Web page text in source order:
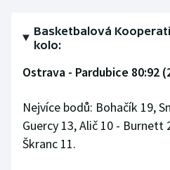
Plážový volejbal
Basketbalová
kolo:
Ostrava - Pardubice 80:92
Nejvíce bodů: Bohačík 19,
Guercy 13, Alič 10 - Burnett
Škranc 11.